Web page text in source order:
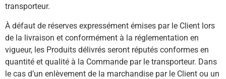
transporteur.
À défaut de réserves expressément émises par le Client lors
de la livraison et conformément à la réglementation en
vigueur, les Produits délivrés seront réputés conformes en
quantité et qualité à la Commande par le transporteur. Dans
le cas d’un enlèvement de la marchandise par le Client ou un